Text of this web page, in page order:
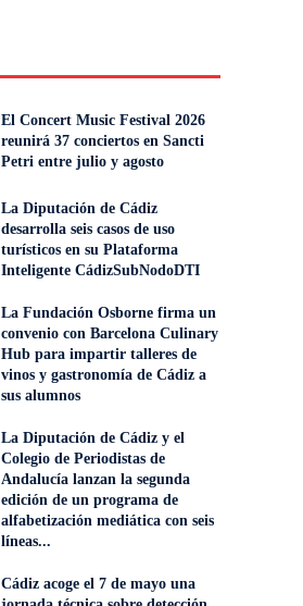
El Concert Music Festival 2026
reunirá 37 conciertos en Sancti
Petri entre julio y agosto
La Diputación de Cádiz
desarrolla seis casos de uso
turísticos en su Plataforma
Inteligente CádizSubNodoDTI
La Fundación Osborne firma un
convenio con Barcelona Culinary
Hub para impartir talleres de
vinos y gastronomía de Cádiz a
sus alumnos
La Diputación de Cádiz y el
Colegio de Periodistas de
Andalucía lanzan la segunda
edición de un programa de
alfabetización mediática con seis
líneas...
Cádiz acoge el 7 de mayo una